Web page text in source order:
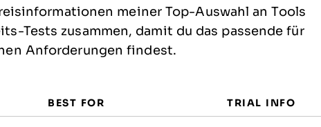
meiner Top-Auswahl an Tools
Tests zusammen, damit du das passende für
Anforderungen findest.
BEST FOR TRIAL INFO